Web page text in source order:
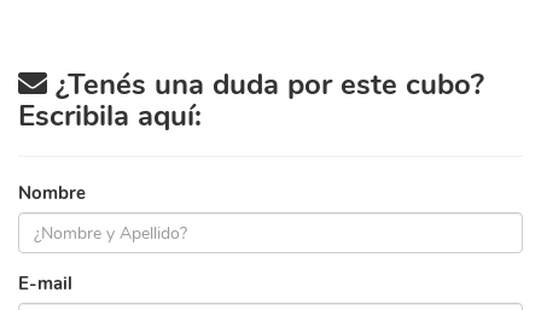
¿Tenés una duda por este cubo?
Escribila aquí:
Nombre
E-mail